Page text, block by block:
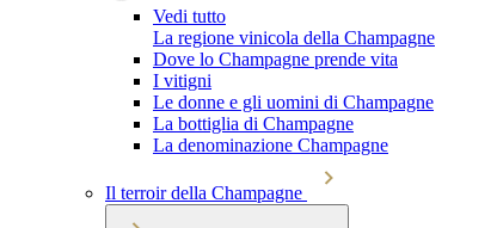
Vedi tutto
La regione vinicola della Champagne
Dove lo Champagne prende vita
I vitigni
Le donne e gli uomini di Champagne
La bottiglia di Champagne
La denominazione Champagne
Il terroir della Champagne